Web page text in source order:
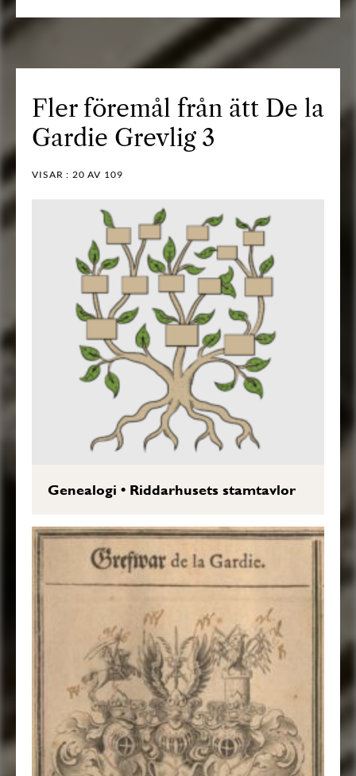
Fler föremål från ätt De la
Gardie Grevlig 3
VISAR : 20 AV 109
Genealogi • Riddarhusets stamtavlor